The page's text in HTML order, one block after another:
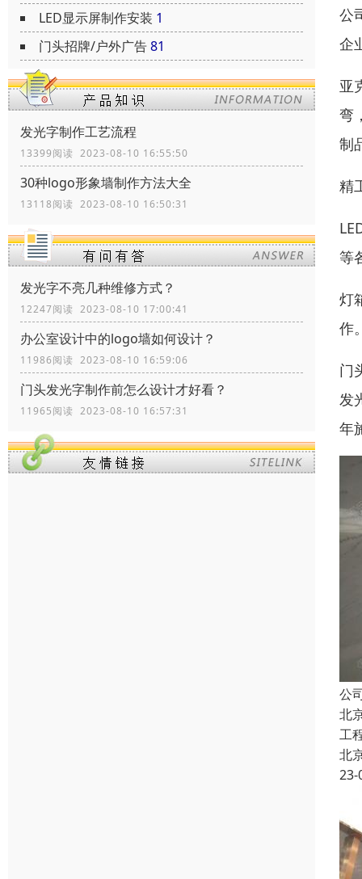
LED显示屏制作安装 1
门头招牌/户外广告81
发光字制作工艺流程
13399阅读 2023-08-10 16:55:50
30种logo形象墙制作方法大全
13118阅读 2023-08-10 16:50:31
发光字不亮几种维修方式？
12247阅读 2023-08-10 17:00:41
办公室设计中的logo墙如何设计？
11986阅读 2023-08-10 16:59:06
门头发光字制作前怎么设计才好看？
11965阅读 2023-08-10 16:57:31
公
企
亚
弯
制
精
等
灯
作
门
发
年
公
北
工
北
23-